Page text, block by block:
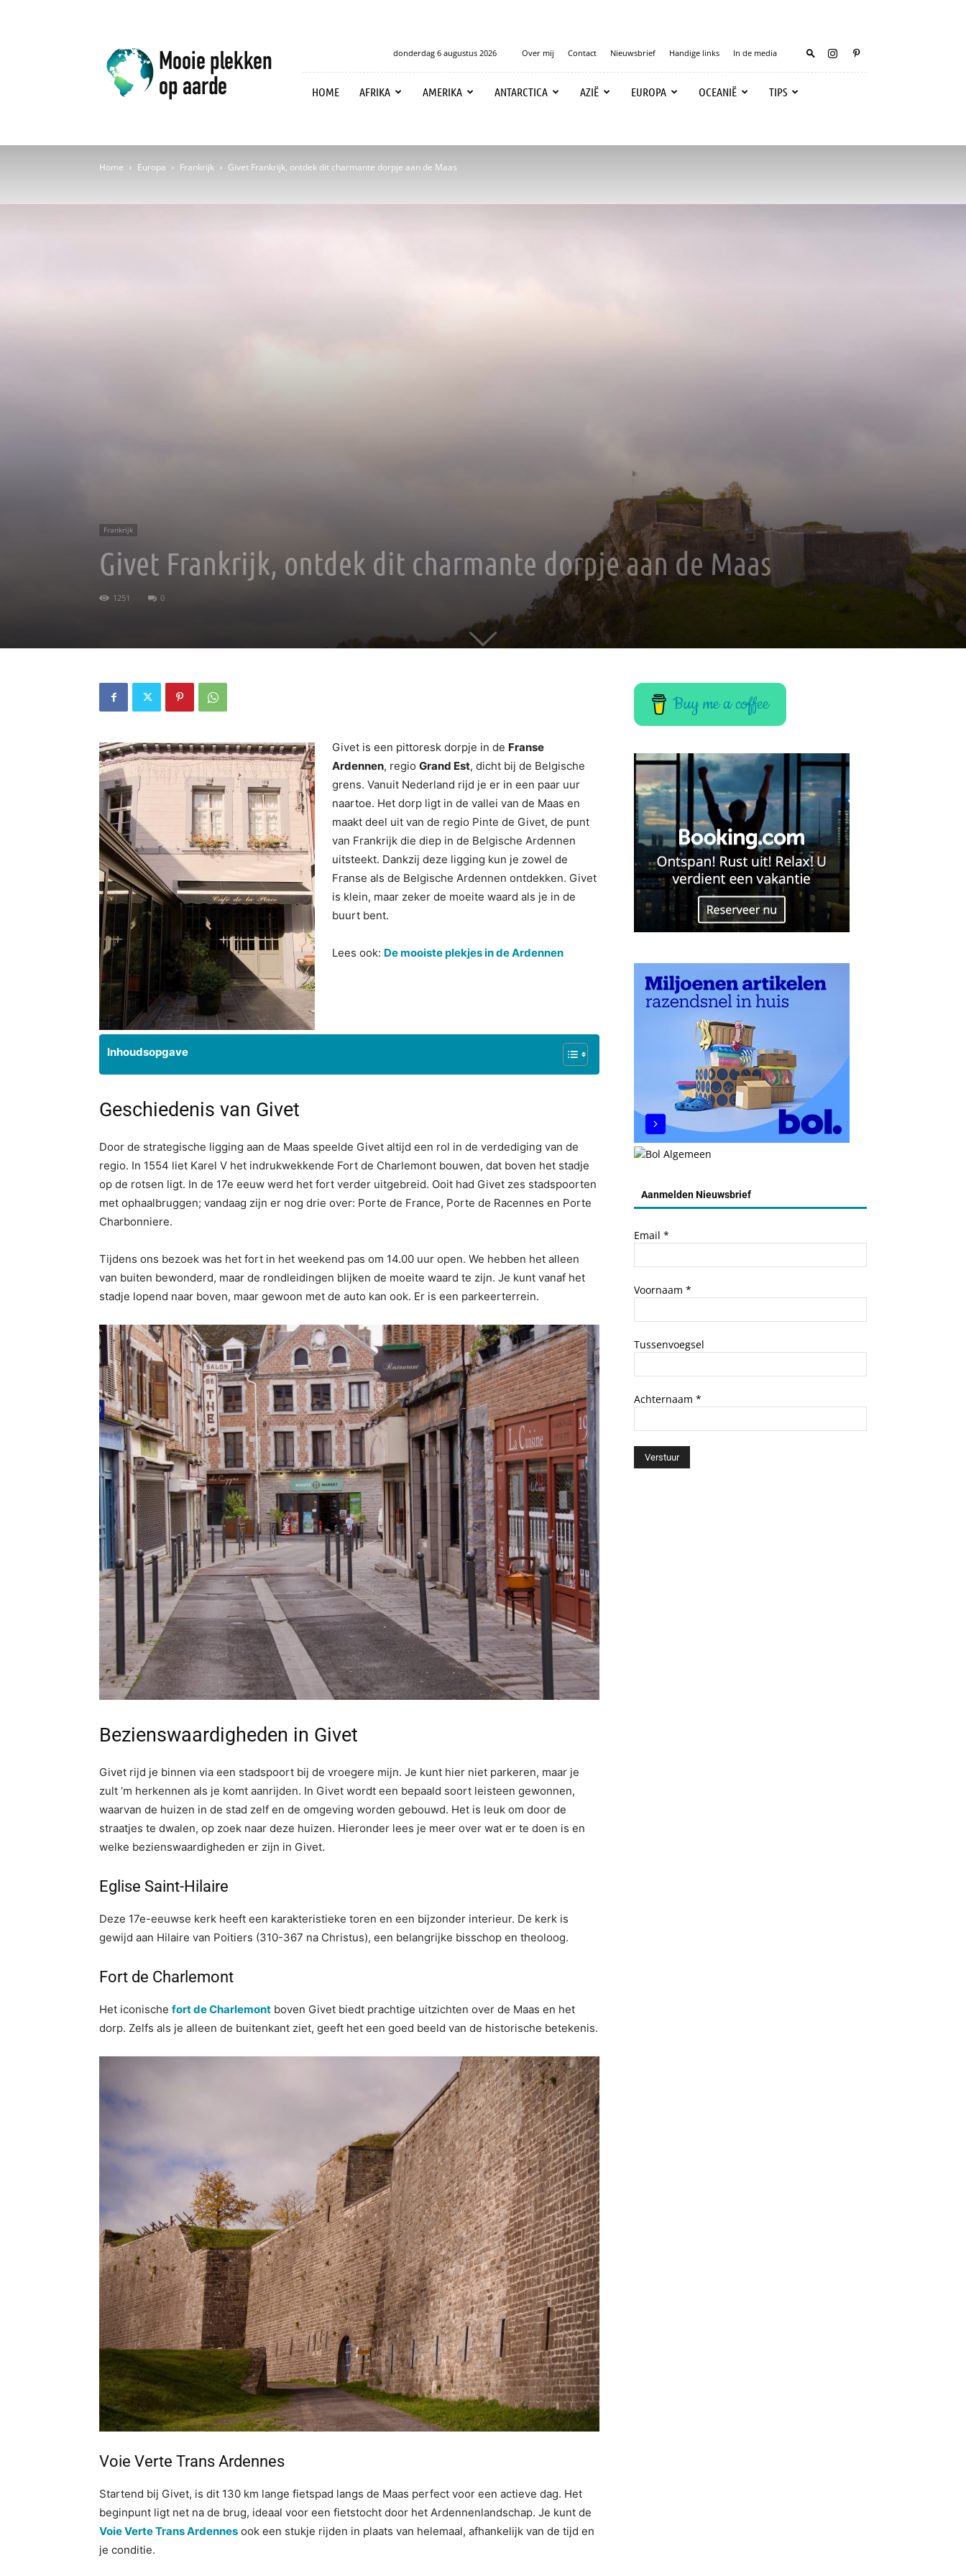
Mooie
plekken
op
aarde
donderdag 6 augustus 2026 Over mij Contact Nieuwsbrief Handige links In de media
HOME AFRIKA AMERIKA ANTARCTICA AZIË EUROPA OCEANIË TIPS
Home Europa Frankrijk Givet Frankrijk, ontdek dit charmante dorpje aan de Maas
Frankrijk
Givet Frankrijk, ontdek dit charmante dorpje aan de Maas
1251 0
Givet is een pittoresk dorpje in de Franse
Ardennen, regio Grand Est, dicht bij de Belgische
grens. Vanuit Nederland rijd je er in een paar uur
naartoe. Het dorp ligt in de vallei van de Maas en
maakt deel uit van de regio Pinte de Givet, de punt
van Frankrijk die diep in de Belgische Ardennen
uitsteekt. Dankzij deze ligging kun je zowel de
Franse als de Belgische Ardennen ontdekken. Givet
is klein, maar zeker de moeite waard als je in de
buurt bent.
Lees ook: De mooiste plekjes in de Ardennen
Inhoudsopgave
Geschiedenis van Givet
Door de strategische ligging aan de Maas speelde Givet altijd een rol in de verdediging van de
regio. In 1554 liet Karel V het indrukwekkende Fort de Charlemont bouwen, dat boven het stadje
op de rotsen ligt. In de 17e eeuw werd het fort verder uitgebreid. Ooit had Givet zes stadspoorten
met ophaalbruggen; vandaag zijn er nog drie over: Porte de France, Porte de Racennes en Porte
Charbonniere.
Tijdens ons bezoek was het fort in het weekend pas om 14.00 uur open. We hebben het alleen
van buiten bewonderd, maar de rondleidingen blijken de moeite waard te zijn. Je kunt vanaf het
stadje lopend naar boven, maar gewoon met de auto kan ook. Er is een parkeerterrein.
Bezienswaardigheden in Givet
Givet rijd je binnen via een stadspoort bij de vroegere mijn. Je kunt hier niet parkeren, maar je
zult ‘m herkennen als je komt aanrijden. In Givet wordt een bepaald soort leisteen gewonnen,
waarvan de huizen in de stad zelf en de omgeving worden gebouwd. Het is leuk om door de
straatjes te dwalen, op zoek naar deze huizen. Hieronder lees je meer over wat er te doen is en
welke bezienswaardigheden er zijn in Givet.
Eglise Saint-Hilaire
Deze 17e-eeuwse kerk heeft een karakteristieke toren en een bijzonder interieur. De kerk is
gewijd aan Hilaire van Poitiers (310-367 na Christus), een belangrijke bisschop en theoloog.
Fort de Charlemont
Het iconische fort de Charlemont boven Givet biedt prachtige uitzichten over de Maas en het
dorp. Zelfs als je alleen de buitenkant ziet, geeft het een goed beeld van de historische betekenis.
Voie Verte Trans Ardennes
Startend bij Givet, is dit 130 km lange fietspad langs de Maas perfect voor een actieve dag. Het
beginpunt ligt net na de brug, ideaal voor een fietstocht door het Ardennenlandschap. Je kunt de
Voie Verte Trans Ardennes ook een stukje rijden in plaats van helemaal, afhankelijk van de tijd en
je conditie.
Buy me a coffee
Aanmelden Nieuwsbrief
Email *
Voornaam *
Tussenvoegsel
Achternaam *